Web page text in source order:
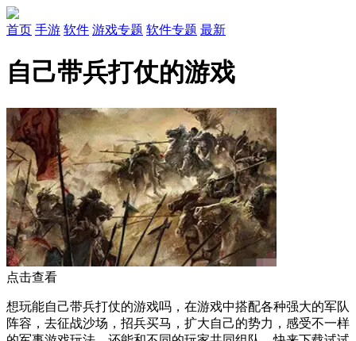
首页 手游 软件 游戏专题 软件专题 最新
自己带兵打仗的游戏
点击查看
想玩能自己带兵打仗的游戏吗，在游戏中搭配各种强大的军队
阵容，去征战沙场，招兵买马，扩大自己的势力，感受不一样